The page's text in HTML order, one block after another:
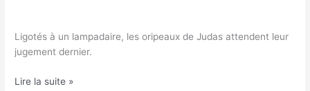
Ligotés à un lampadaire, les oripeaux de Judas attendent leur
jugement dernier.
Lire la suite »